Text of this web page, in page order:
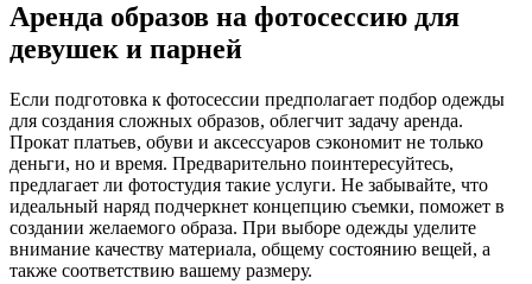
Аренда образов на фотосессию для
девушек и парней
Если подготовка к фотосессии предполагает подбор одежды
для создания сложных образов, облегчит задачу аренда.
Прокат платьев, обуви и аксессуаров сэкономит не только
деньги, но и время. Предварительно поинтересуйтесь,
предлагает ли фотостудия такие услуги. Не забывайте, что
идеальный наряд подчеркнет концепцию съемки, поможет в
создании желаемого образа. При выборе одежды уделите
внимание качеству материала, общему состоянию вещей, а
также соответствию вашему размеру.